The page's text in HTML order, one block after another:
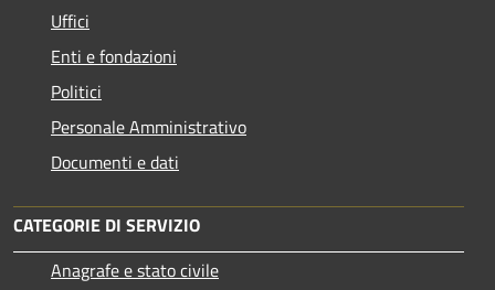
Uffici
Enti e fondazioni
Politici
Personale Amministrativo
Documenti e dati
CATEGORIE DI SERVIZIO
Anagrafe e stato civile